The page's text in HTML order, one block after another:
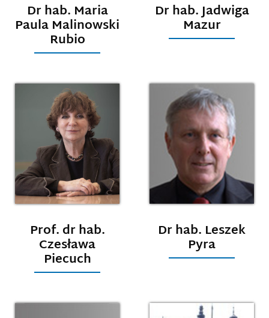
Dr hab. Maria
Paula Malinowski
Rubio
Dr hab. Jadwiga
Mazur
Prof. dr hab.
Czesława
Piecuch
Dr hab. Leszek
Pyra